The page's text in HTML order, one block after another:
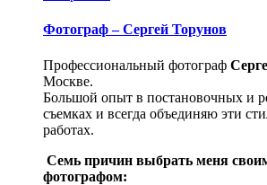
Фотограф – Сергей Торунов
Профессиональный фотограф
Москве.
Большой опыт в постановочных и
съемках и всегда объединяю эти
работах.
Семь причин выбрать меня
фотографом: ​